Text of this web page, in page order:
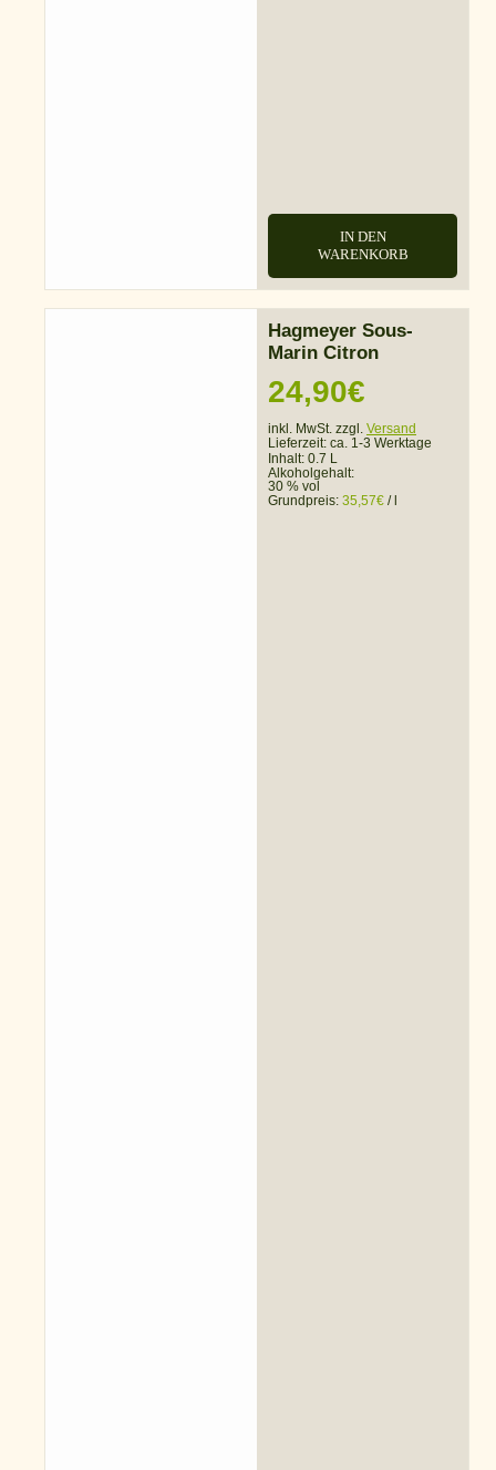
IN DEN
WARENKORB
Hagmeyer Sous-
Marin Citron
24,90€
inkl. MwSt. zzgl. Versand
Lieferzeit: ca. 1-3 Werktage
Inhalt: 0.7 L
Alkoholgehalt:
30 % vol
Grundpreis: 35,57€ /